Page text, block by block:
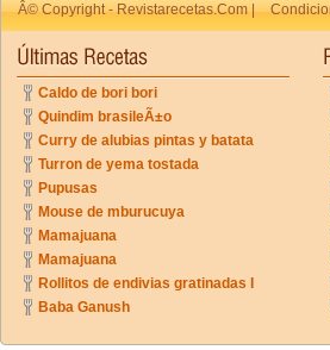
Â© Copyright - Revistarecetas.Com |
Caldo de bori bori
Quindim brasileÃ±o
Curry de alubias pintas y batata
Turron de yema tostada
Pupusas
Mouse de mburucuya
Mamajuana
Mamajuana
Rollitos de endivias gratinadas I
Baba Ganush